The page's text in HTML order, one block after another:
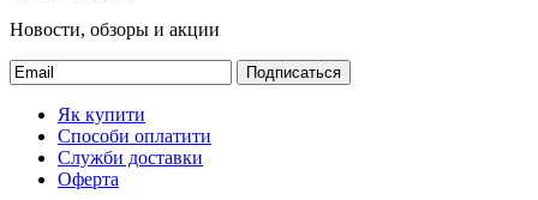
Новости, обзоры и акции
Подписаться
Як купити
Способи оплатити
Служби доставки
Оферта